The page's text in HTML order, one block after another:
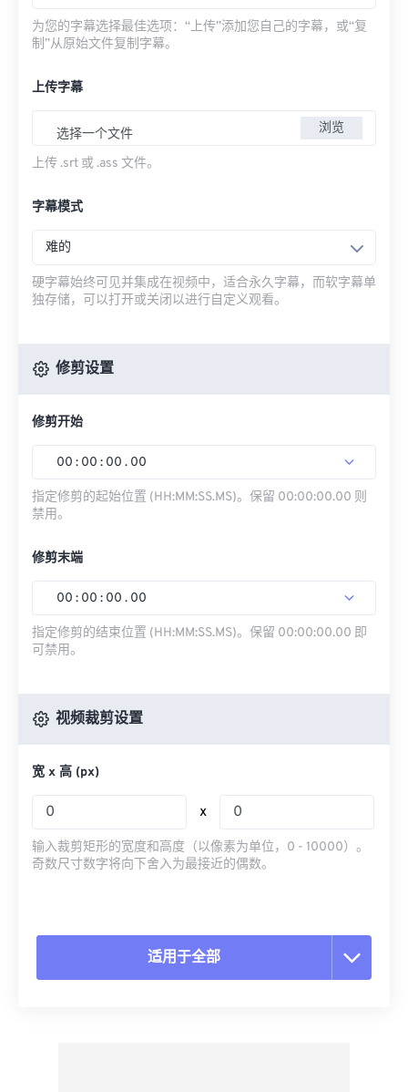
为您的字幕选择最佳选项：“上传”添加您自己的字幕，或“复
制”从原始文件复制字幕。
上传字幕
选择一个文件 浏览
上传 .srt 或 .ass 文件。
字幕模式
难的
硬字幕始终可见并集成在视频中，适合永久字幕，而软字幕单
独存储，可以打开或关闭以进行自定义观看。
修剪设置
修剪开始
00 : 00 : 00 . 00
指定修剪的起始位置 (HH:MM:SS.MS)。保留 00:00:00.00 则
禁用。
修剪末端
00 : 00 : 00 . 00
指定修剪的结束位置 (HH:MM:SS.MS)。保留 00:00:00.00 即
可禁用。
视频裁剪设置
宽 x 高 (px)
x
输入裁剪矩形的宽度和高度（以像素为单位，0 - 10000）。
奇数尺寸数字将向下舍入为最接近的偶数。
适用于全部